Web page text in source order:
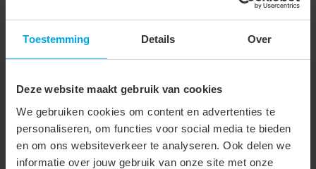
Toestemming Details Over
Deze website maakt gebruik van cookies
We gebruiken cookies om content en advertenties te
personaliseren, om functies voor social media te bieden
en om ons websiteverkeer te analyseren. Ook delen we
informatie over jouw gebruik van onze site met onze
Kleur isolatie
Blauw
Max. stroom (Imax)
15 A
Halogeenvrij
Micro uitvoering